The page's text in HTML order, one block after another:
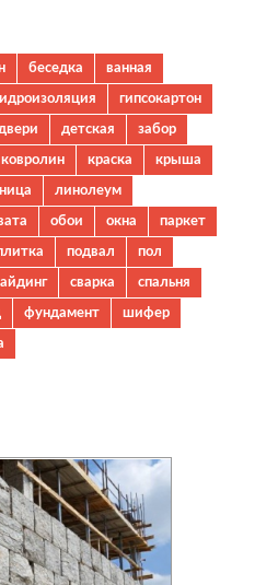
беседка
ванная
гипсокартон
детская
забор
ковролин краска
крыша
линолеум
обои окна
паркет
подвал
пол
сварка
спальня
фундамент
шифер